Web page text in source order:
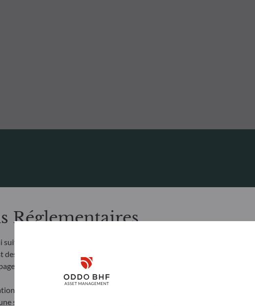
Disclaimer
commencer votre
Réglementaires
suivent, merci de bien vouloir prendre connaissance des informations
aux résidents Luxembourgeois. Il appartient à l’investisseur de
et à utiliser et consulter les informations et services présentés sur le
qu’il présente a été réalisé dans un but d’information uniquement et
sollicitation en vue de la souscription des produits ou services